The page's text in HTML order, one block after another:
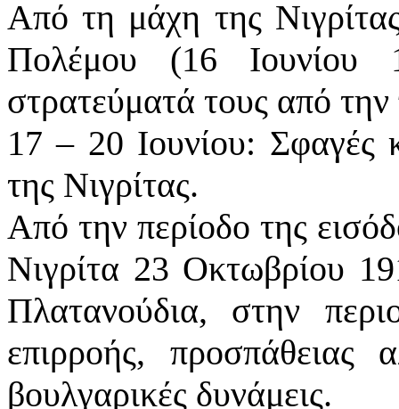
Από τη μάχη της
Πολέμου (16 Ιουνίου
στρατεύματά τους από την
17 – 20 Ιουνίου: Σφαγές
της Νιγρίτας.
Από την περίοδο της
Νιγρίτα 23 Οκτωβρίου
Πλατανούδια, στην
επιρροής,
βουλγαρικές δυνάμεις.